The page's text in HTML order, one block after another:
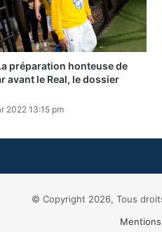
préparation honteuse de
avant le Real, le dossier
2022 13:15 pm
© Copyright 2026, Tous